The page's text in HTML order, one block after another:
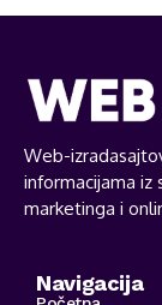
Web-
informacijama
marketinga i
Navigacija